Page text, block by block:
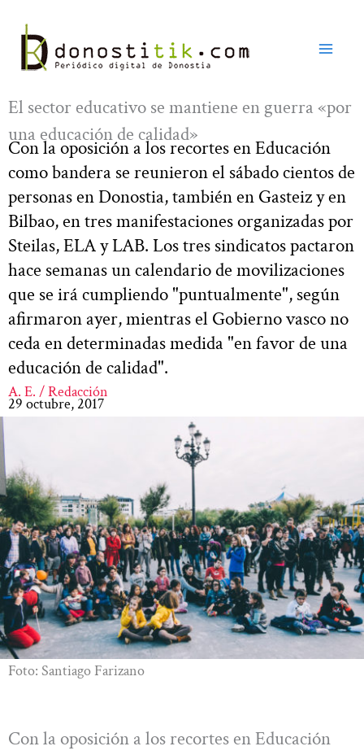
contenido
El sector educativo se mantiene en guerra «por
una educación de calidad»
Con la oposición a los recortes en Educación
como bandera se reunieron el sábado cientos de
personas en Donostia, también en Gasteiz y en
Bilbao, en tres manifestaciones organizadas por
Steilas, ELA y LAB. Los tres sindicatos pactaron
hace semanas un calendario de movilizaciones
que se irá cumpliendo "puntualmente", según
afirmaron ayer, mientras el Gobierno vasco no
ceda en determinadas medida "en favor de una
educación de calidad".
A. E. / Redacción
29 octubre, 2017
Foto: Santiago Farizano
Con la oposición a los recortes en Educación